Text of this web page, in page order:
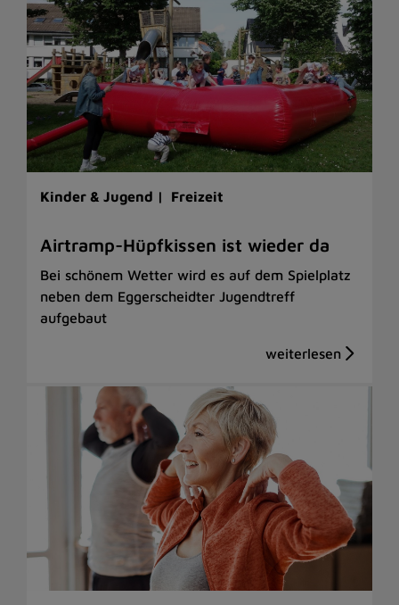
Kinder & Jugend | Freizeit
Airtramp-Hüpfkissen ist wieder da
Bei schönem Wetter wird es auf dem Spielplatz
neben dem Eggerscheidter Jugendtreff
aufgebaut